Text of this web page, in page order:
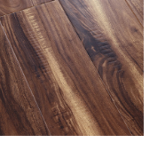
Grå